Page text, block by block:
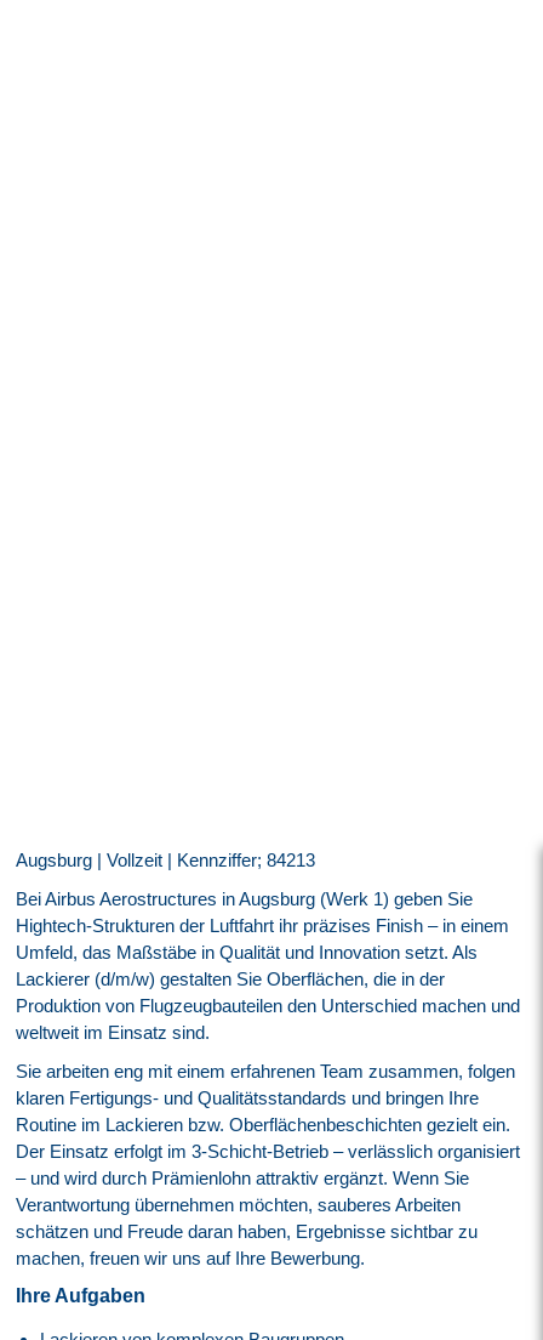
Augsburg | Vollzeit | Kennziffer; 84213
Bei Airbus Aerostructures in Augsburg (Werk 1) geben Sie
Hightech-Strukturen der Luftfahrt ihr präzises Finish – in einem
Umfeld, das Maßstäbe in Qualität und Innovation setzt. Als
Lackierer (d/m/w) gestalten Sie Oberflächen, die in der
Produktion von Flugzeugbauteilen den Unterschied machen und
weltweit im Einsatz sind.
Sie arbeiten eng mit einem erfahrenen Team zusammen, folgen
klaren Fertigungs- und Qualitätsstandards und bringen Ihre
Routine im Lackieren bzw. Oberflächenbeschichten gezielt ein.
Der Einsatz erfolgt im 3‑Schicht-Betrieb – verlässlich organisiert
– und wird durch Prämienlohn attraktiv ergänzt. Wenn Sie
Verantwortung übernehmen möchten, sauberes Arbeiten
schätzen und Freude daran haben, Ergebnisse sichtbar zu
machen, freuen wir uns auf Ihre Bewerbung.
Ihre Aufgaben